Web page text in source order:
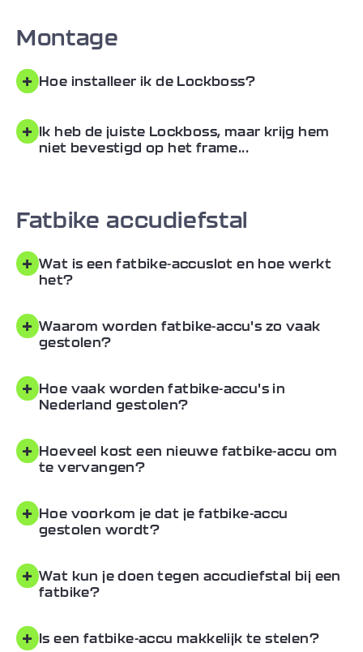
Montage
+ Hoe installeer ik de Lockboss?
+ Ik heb de juiste Lockboss, maar krijg hem
niet bevestigd op het frame...
Fatbike accudiefstal
+ Wat is een fatbike-accuslot en hoe werkt
het?
+ Waarom worden fatbike-accu's zo vaak
gestolen?
+ Hoe vaak worden fatbike-accu's in
Nederland gestolen?
+ Hoeveel kost een nieuwe fatbike-accu om
te vervangen?
+ Hoe voorkom je dat je fatbike-accu
gestolen wordt?
+ Wat kun je doen tegen accudiefstal bij een
fatbike?
+ Is een fatbike-accu makkelijk te stelen?